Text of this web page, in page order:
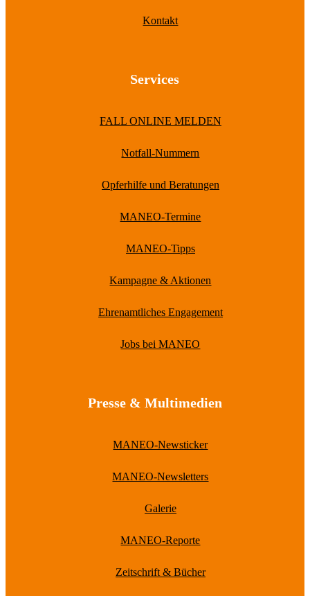
Kontakt
Services
FALL ONLINE MELDEN
Notfall-Nummern
Opferhilfe und Beratungen
MANEO-Termine
MANEO-Tipps
Kampagne & Aktionen
Ehrenamtliches Engagement
Jobs bei MANEO
Presse & Multimedien
MANEO-Newsticker
MANEO-Newsletters
Galerie
MANEO-Reporte
Zeitschrift & Bücher